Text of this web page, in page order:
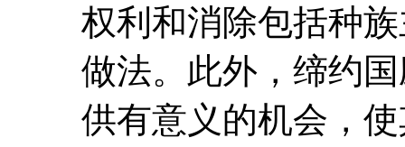
权利和消除包括种
做法。此外，缔约
供有意义的机会，